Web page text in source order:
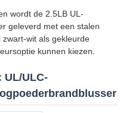
wordt de 2.5LB UL-
geleverd met een stalen
wit als gekleurde
kunnen kiezen.
UL/ULC-